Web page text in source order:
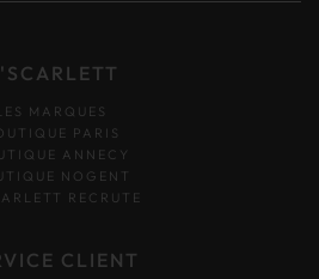
MARQUES
PARIS
ANNECY
NOGENT
RECRUTE
CLIENT